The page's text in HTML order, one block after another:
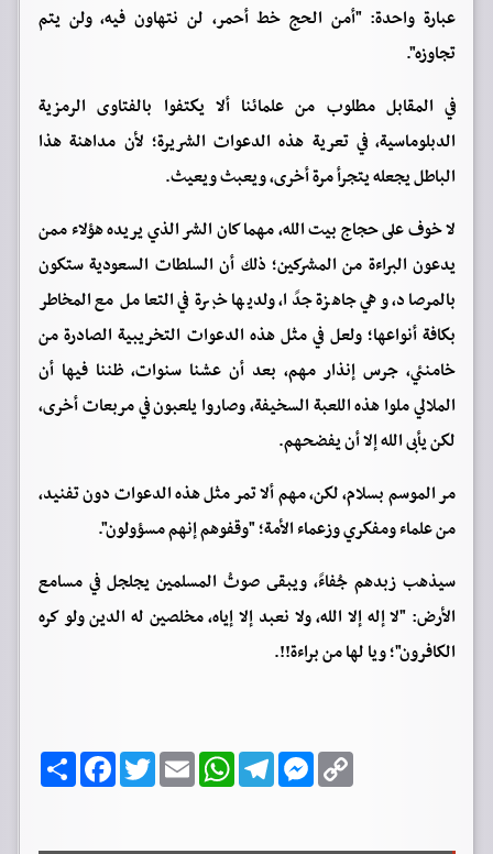
عبارة واحدة: "أمن الحج خط أحمر، لن نتهاون فيه، ولن يتم
تجاوزه".
في المقابل مطلوب من علمائنا ألا يكتفوا بالفتاوى الرمزية
الدبلوماسية، في تعرية هذه الدعوات الشريرة؛ لأن مداهنة هذا
الباطل يجعله يتجرأ مرة أخرى، ويعبث ويعيث.
لا خوف على حجاج بيت الله، مهما كان الشر الذي يريده هؤلاء ممن
يدعون البراءة من المشركين؛ ذلك أن السلطات السعودية ستكون
بالمرصاد، وهي جاهزة جدًا، ولديها خبرة في التعامل مع المخاطر
بكافة أنواعها؛ ولعل في مثل هذه الدعوات التخريبية الصادرة من
خامنئي، جرس إنذار مهم، بعد أن عشنا سنوات، ظننا فيها أن
الملالي ملوا هذه اللعبة السخيفة، وصاروا يلعبون في مربعات أخرى،
لكن يأبى الله إلا أن يفضحهم.
مر الموسم بسلام، لكن، مهم ألا تمر مثل هذه الدعوات دون تفنيد،
من علماء ومفكري وزعماء الأمة؛ "وقفوهم إنهم مسؤولون".
سيذهب زبدهم جُفاءً، ويبقى صوتُ المسلمين يجلجل في مسامع
الأرض: "لا إله إلا الله، ولا نعبد إلا إياه، مخلصين له الدين ولو كره
الكافرون"؛ ويا لها من براءة!!.
ا
ن
ش
F
a
c
T
w
i
E
m
a
W
h
a
T
e
l
M
e
s
C
o
p